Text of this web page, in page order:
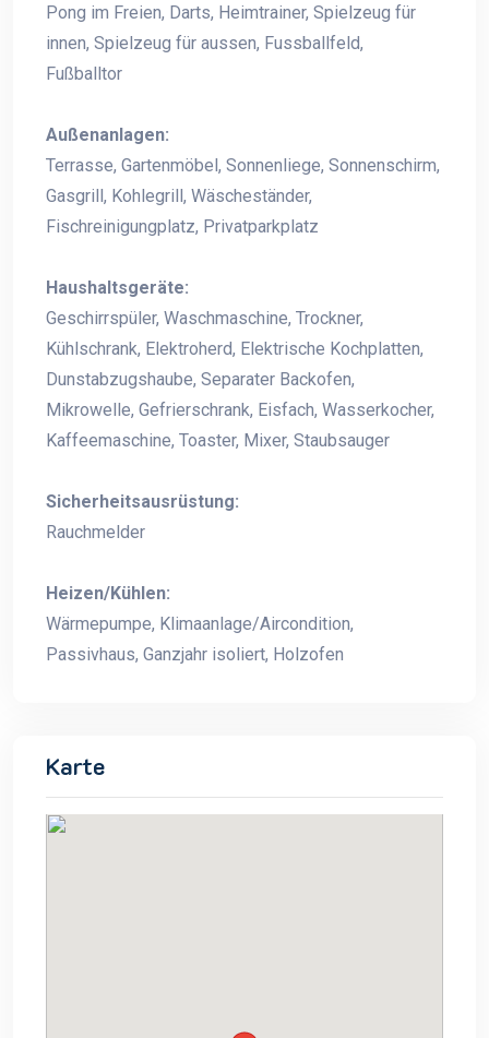
Pong im Freien, Darts, Heimtrainer, Spielzeug für
innen, Spielzeug für aussen, Fussballfeld,
Fußballtor
Außenanlagen:
Terrasse, Gartenmöbel, Sonnenliege, Sonnenschirm,
Gasgrill, Kohlegrill, Wäscheständer,
Fischreinigungplatz, Privatparkplatz
Haushaltsgeräte:
Geschirrspüler, Waschmaschine, Trockner,
Kühlschrank, Elektroherd, Elektrische Kochplatten,
Dunstabzugshaube, Separater Backofen,
Mikrowelle, Gefrierschrank, Eisfach, Wasserkocher,
Kaffeemaschine, Toaster, Mixer, Staubsauger
Sicherheitsausrüstung:
Rauchmelder
Heizen/Kühlen:
Wärmepumpe, Klimaanlage/Aircondition,
Passivhaus, Ganzjahr isoliert, Holzofen
Karte